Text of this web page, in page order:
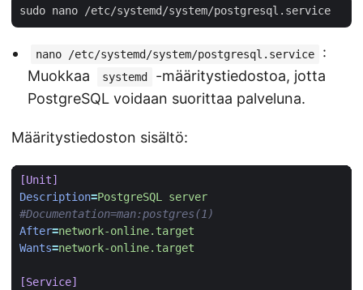
nano /etc/systemd/system/postgresql.service
:
Muokkaa
systemd
-määritystiedostoa, jotta
PostgreSQL voidaan suorittaa palveluna.
Määritystiedoston sisältö:
[Unit]
Description=PostgreSQL server
#Documentation=man:postgres(1)
After=network-online.target
Wants=network-online.target
[Service]